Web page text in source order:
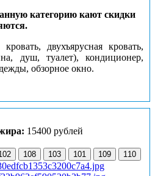
категорию кают скидки
кровать, двухъярусная кровать,
душ, туалет), кондиционер,
обзорное окно.
15400 рублей
108 103 101 109 110